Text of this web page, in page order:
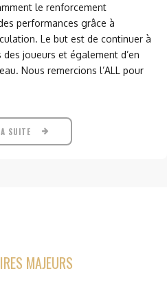
le renforcement
performances grâce à
Le but est de continuer à
joueurs et également d’en
Nous remercions l’ALL pour
SUITE
MAJEURS